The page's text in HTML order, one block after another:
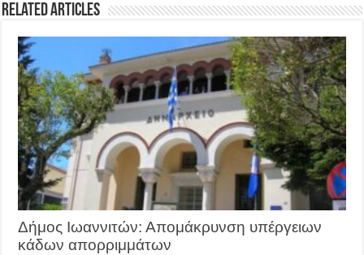
Related Articles
Δήμος Ιωαννιτών: Απομάκρυνση υπέργειων
κάδων απορριμμάτων